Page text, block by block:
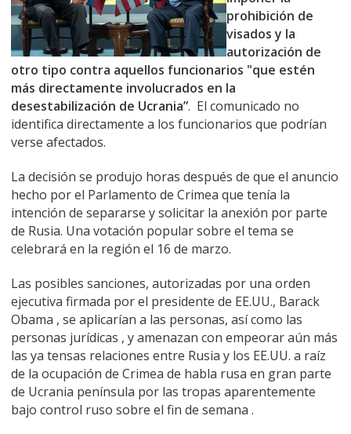
prohibición de
visadosy la
autorización de
otro tipo contra aquellos funcionarios "que estén
más directamente involucrados en la
desestabilización de Ucrania”. El comunicado no
identifica directamente a los funcionarios que podrían
verse afectados.
La decisión se produjo horas después de que el anuncio
hecho por el Parlamento de Crimea que tenía la
intención de separarse y solicitar la anexión por parte
de Rusia. Una votación popular sobre el tema se
celebrará en la región el 16 de marzo.
Las posibles sanciones, autorizadas por una orden
ejecutiva firmada por el presidente de EE.UU., Barack
Obama , se aplicarían a las personas, así como las
personas jurídicas , y amenazan con empeorar aún más
las ya tensas relaciones entre Rusia y los EE.UU. a raíz
de la ocupación de Crimea de habla rusa en gran parte
de Ucrania península por las tropas aparentemente
bajo control ruso sobre el fin de semana .